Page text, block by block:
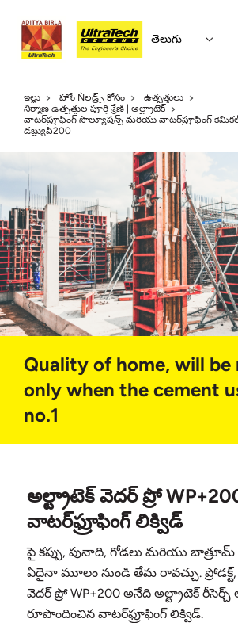
తెలుగు
ఇల్లు హోం Ǹలడ్ర్స్ కోసం
ఉత్పత్తులు
నిర్మాణ ఉత్పత్తుల పూర్తి శ్రేణి | అల్ట్రాటెక్
వాటర్‌ప్రూఫింగ్ సొల్యూషన్స్ మరియు వాటర్‌ప్రూఫింగ్
డబ్ల్యుపి200
Quality of home, will be
only when the cement
no.1
అల్ట్రాటెక్ వెదర్ ప్రో
వాటర్‌ఫ్రూఫింగ్ లిక్విడ్
పై కప్పు, పునాది, గోడలు మరియు
ఏదైనా మూలం నుండి తేమ రావచ్చు. ప్రోడక్ట్,
వెదర్ ప్రో WP+200 అనేది అల్ట్రాటెక్
రూపొందించిన వాటర్‌ఫ్రూఫింగ్ లిక్విడ్.